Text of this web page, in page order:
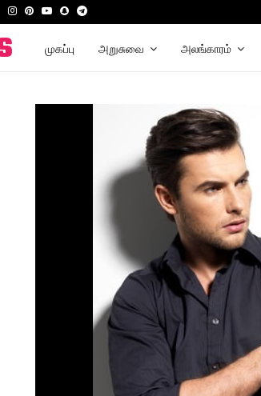
TwitterInstagram
PinterestYoutube
SnapchatTelegram
முகப்பு அறுசுவை அலங்காரம்